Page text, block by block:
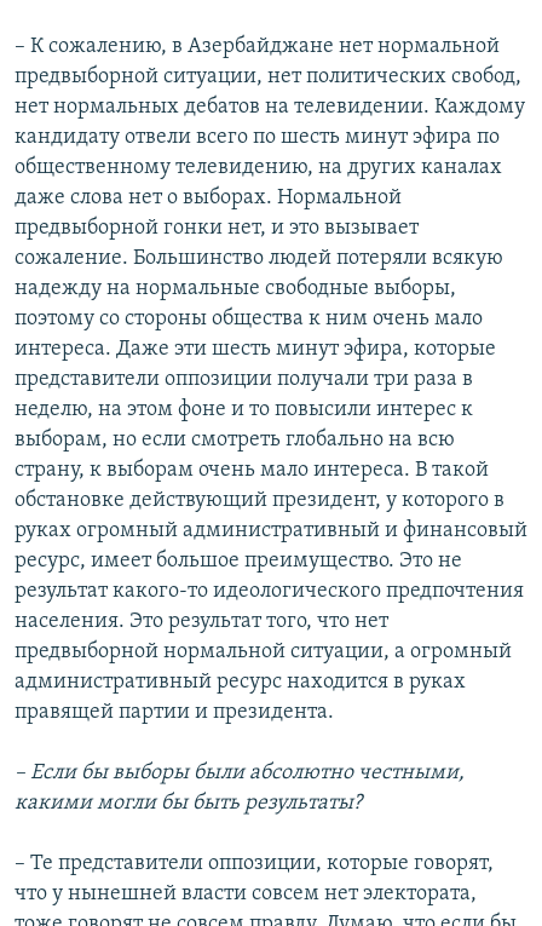
– К сожалению, в Азербайджане нет нормальной
предвыборной ситуации, нет политических свобод,
нет нормальных дебатов на телевидении. Каждому
кандидату отвели всего по шесть минут эфира по
общественному телевидению, на других каналах
даже слова нет о выборах. Нормальной
предвыборной гонки нет, и это вызывает
сожаление. Большинство людей потеряли всякую
надежду на нормальные свободные выборы,
поэтому со стороны общества к ним очень мало
интереса. Даже эти шесть минут эфира, которые
представители оппозиции получали три раза в
неделю, на этом фоне и то повысили интерес к
выборам, но если смотреть глобально на всю
страну, к выборам очень мало интереса. В такой
обстановке действующий президент, у которого в
руках огромный административный и финансовый
ресурс, имеет большое преимущество. Это не
результат какого-то идеологического предпочтения
населения. Это результат того, что нет
предвыборной нормальной ситуации, а огромный
административный ресурс находится в руках
правящей партии и президента.
– Если бы выборы были абсолютно честными,
какими могли бы быть результаты?
– Те представители оппозиции, которые говорят,
что у нынешней власти совсем нет электората,